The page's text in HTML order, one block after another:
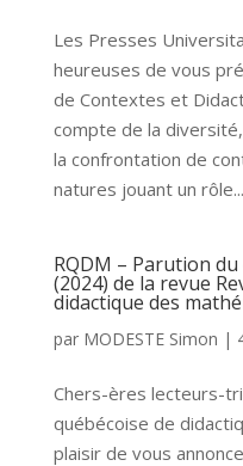
Les Presses
heureuses de vous
de Contextes et
compte de la
la confrontation de
natures jouant un rôle...
RQDM – Parution
(2024) de la revue
didactique des
par MODESTE Simon |
Chers-ères lecteurs-
québécoise de
plaisir de vous